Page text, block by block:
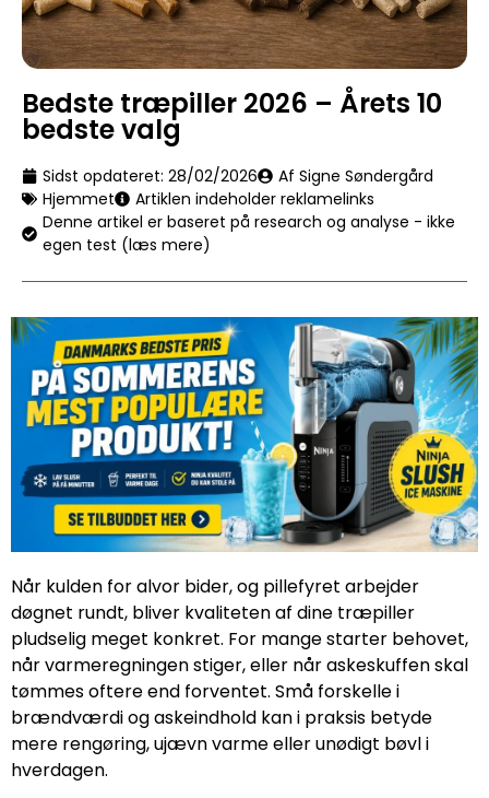
Bedste træpiller 2026 – Årets 10
bedste valg
Sidst opdateret: 28/02/2026
Af Signe Søndergård
Hjemmet
Artiklen indeholder reklamelinks
Denne artikel er baseret på research og analyse - ikke
egen test (læs mere)
Når kulden for alvor bider, og pillefyret arbejder
døgnet rundt, bliver kvaliteten af dine træpiller
pludselig meget konkret. For mange starter behovet,
når varmeregningen stiger, eller når askeskuffen skal
tømmes oftere end forventet. Små forskelle i
brændværdi og askeindhold kan i praksis betyde
mere rengøring, ujævn varme eller unødigt bøvl i
hverdagen.